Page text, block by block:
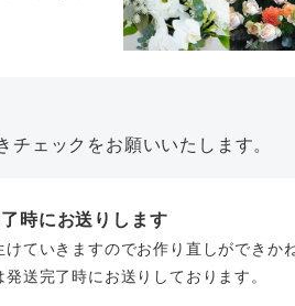
チェックをお願いいたします。
時にお送りします
ていきますのでお作り直しができか
送完了時にお送りしております。